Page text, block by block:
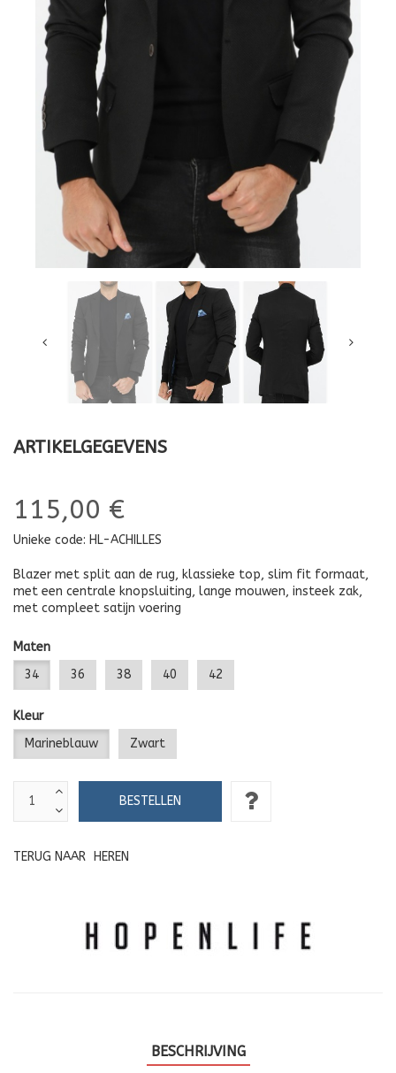
ARTIKELGEGEVENS
115,00 €
Unieke code: HL-ACHILLES
Blazer met split aan de rug, klassieke top, slim fit formaat,
met een centrale knopsluiting, lange mouwen, insteek zak,
met compleet satijn voering
Maten
34
36 38 40 42
Kleur
Marineblauw
Zwart
TERUG NAAR HEREN
BESCHRIJVING